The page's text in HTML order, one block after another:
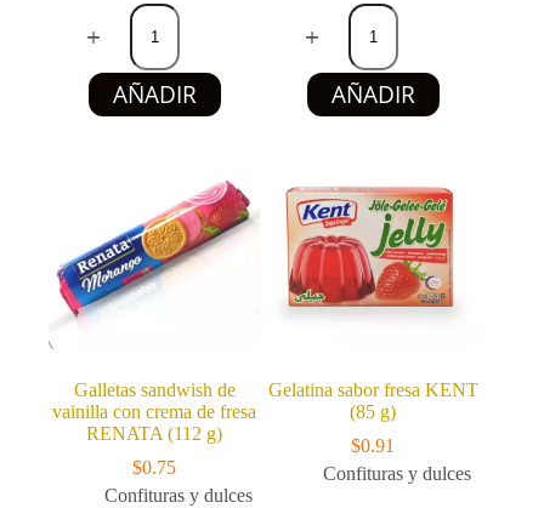
Caramelos
blandos
masticables
PITECO
FRUITS
(105
cantidad
AÑADIR
Galletas
sandwish
de
chocolate
con
crema
(112
g)
cantidad
AÑADIR
Galletas sandwish de
vainilla con crema de fresa
RENATA (112 g)
$0.75
Confituras y dulces
Gelatina sabor fresa KENT
(85 g)
$0.91
Confituras y dulces